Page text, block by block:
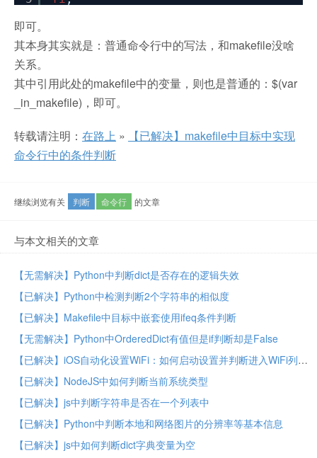
即可。
其本身其实就是：普通命令行中的写法，和makefile没啥
关系。
其中引用此处的makefile中的变量，则也是普通的：$(var
_in_makefile)，即可。
转载请注明： 在路上 »
【已解决】makefile中目标中实现
命令行中的条件判断
继续浏览有关 判断 命令行 的文章
与本文相关的文章
【无需解决】Python中判断dict是否存在的逻辑失效
【已解决】Python中检测判断2个字符串的相似度
【已解决】Makefile中目标中嵌套使用ifeq条件判断
【无需解决】Python中OrderedDict有值但是if判断却是False
【已解决】iOS自动化设置WiFi：如何启动设置并判断进入WiFi列表页
【已解决】NodeJS中如何判断当前系统类型
【已解决】js中判断字符串是否在一个列表中
【已解决】Python中判断本地和网络图片的分辨率等基本信息
【已解决】js中如何判断dict字典变量为空